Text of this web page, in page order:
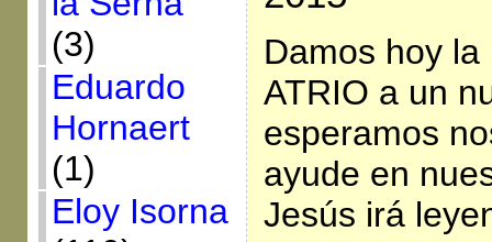
(3)
Eduardo
Hornaert
(1)
Eloy Isorna
Damos hoy
ATRIO a un
esperamos
ayude en
Jesús irá